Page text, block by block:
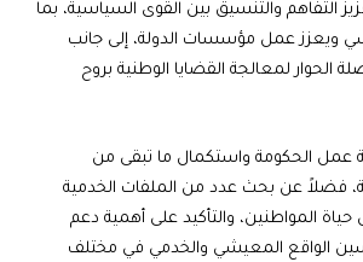
التفاهم والتنسيق بين القوى السياسية، بما
ويعزز عمل مؤسسات الدولة، إلى جانب
الحوار لمعالجة القضايا الوطنية بروح
عمل الحكومة واستكمال ما تبقى من
فضلاً عن بحث عدد من الملفات الخدمية
المواطنين، والتأكيد على أهمية دعم
الواقع المعيشي والخدمي في مختلف